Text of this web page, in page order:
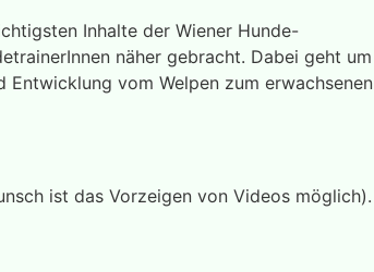
Inhalte der Wiener Hunde-
näher gebracht. Dabei geht um
Entwicklung vom Welpen zum erwachsenen
ist das Vorzeigen von Videos möglich).